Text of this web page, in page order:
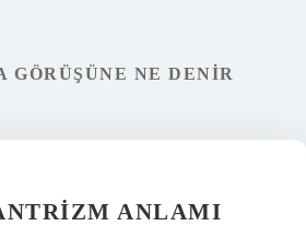
GÖRÜŞÜNE NE DENIR
ANLAMI